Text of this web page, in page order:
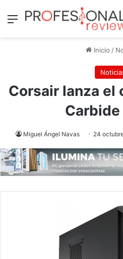
Menú
Inicio /
Corsair lanza el
Miguel Ángel Navas 24